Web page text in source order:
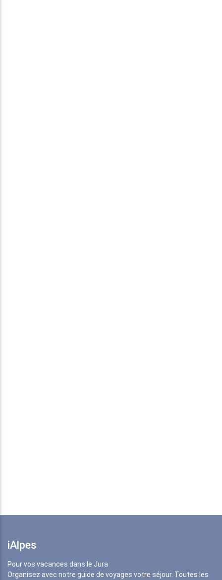
iAlpes
Pour vos vacances dans le Jura
Organisez avec notre guide de voyages votre séjour. Toutes les